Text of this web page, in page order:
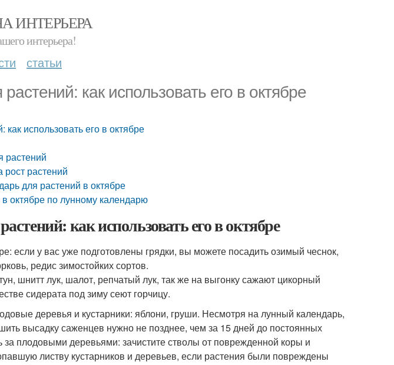
ИНТЕРЬЕРА
интерьера!
статьи
как использовать его в октябре
использовать его в октябре
растений
рост растений
для растений в октябре
октябре по лунному календарю
как использовать его в октябре
если у вас уже подготовлены грядки, вы можете посадить озимый чеснок,
редис зимостойких сортов.
шнитт лук, шалот, репчатый лук, так же на выгонку сажают цикорный
сидерата под зиму сеют горчицу.
деревья и кустарники: яблони, груши. Несмотря на лунный календарь,
высадку саженцев нужно не позднее, чем за 15 дней до постоянных
плодовыми деревьями: зачистите стволы от поврежденной коры и
листву кустарников и деревьев, если растения были повреждены